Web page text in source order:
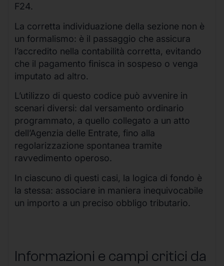
F24.
La corretta individuazione della sezione non è
un formalismo: è il passaggio che assicura
l’accredito nella contabilità corretta, evitando
che il pagamento finisca in sospeso o venga
imputato ad altro.
L’utilizzo di questo codice può avvenire in
scenari diversi: dal versamento ordinario
programmato, a quello collegato a un atto
dell’Agenzia delle Entrate, fino alla
regolarizzazione spontanea tramite
ravvedimento operoso.
In ciascuno di questi casi, la logica di fondo è
la stessa: associare in maniera inequivocabile
un importo a un preciso obbligo tributario.
Informazioni e campi critici da